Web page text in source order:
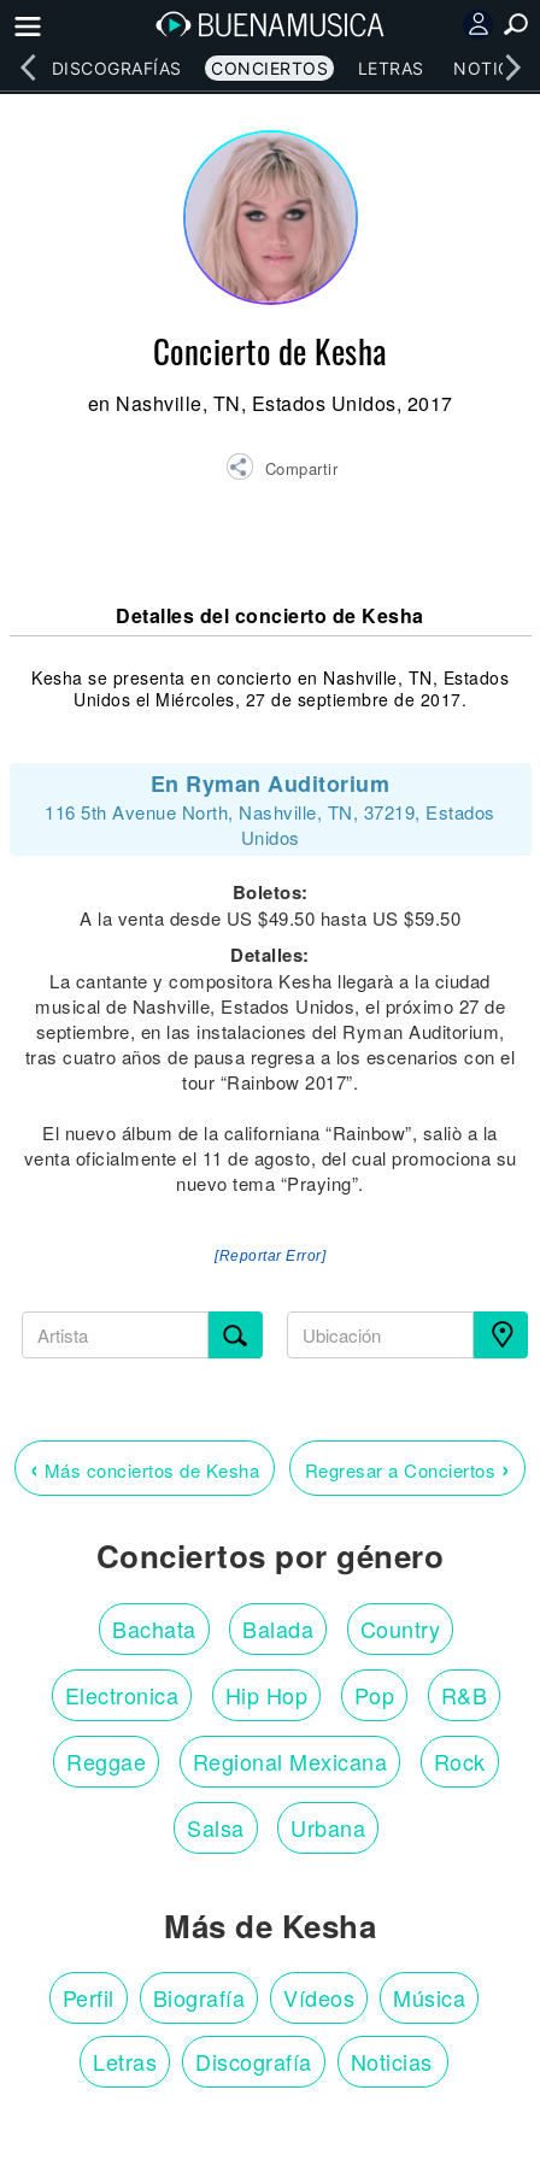
DISCOGRAFÍAS CONCIERTOS LETRAS NOTICIAS
Concierto de Kesha
en Nashville, TN, Estados Unidos, 2017
Compartir
Detalles del concierto de Kesha
Kesha se presenta en concierto en Nashville, TN, Estados
Unidos el Miércoles, 27 de septiembre de 2017.
En Ryman Auditorium
116 5th Avenue North, Nashville, TN, 37219, Estados
Unidos
Boletos:
A la venta desde US $49.50 hasta US $59.50
Detalles:
La cantante y compositora Kesha llegarà a la ciudad
musical de Nashville, Estados Unidos, el próximo 27 de
septiembre, en las instalaciones del Ryman Auditorium,
tras cuatro años de pausa regresa a los escenarios con el
tour “Rainbow 2017”.
El nuevo álbum de la californiana “Rainbow”, saliò a la
venta oficialmente el 11 de agosto, del cual promociona su
nuevo tema “Praying”.
[Reportar Error]
‹ Más conciertos de Kesha Regresar a Conciertos ›
Conciertos por género
Bachata Balada Country
Electronica Hip Hop Pop R&B
Reggae Regional Mexicana Rock
Salsa Urbana
Más de Kesha
Perfil Biografía Vídeos Música
Letras Discografía Noticias